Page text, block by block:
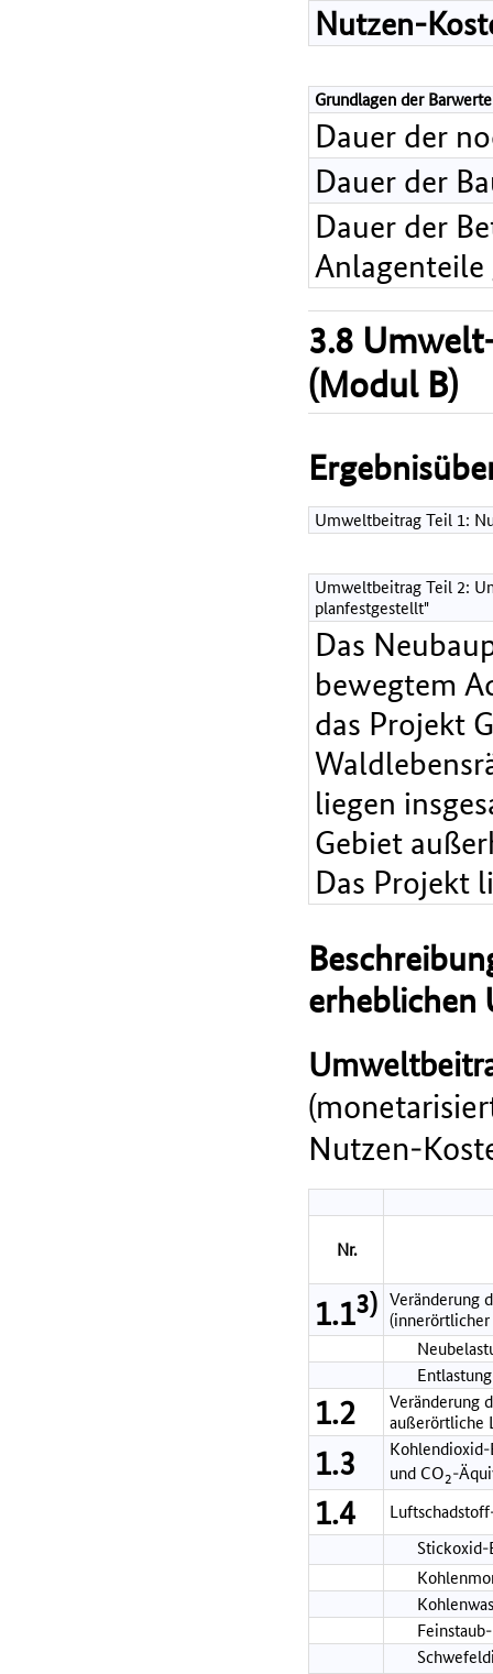
Nutzen-
Grundlagen der
Dauer der
Dauer der
Dauer der
3.8
(Modul B)
Umweltbeitrag Teil 1:
Umweltbeitrag Teil 2:
planfestgestellt"
Das
bewegtem
das Projekt
liegen
Gebiet
Das Projekt
erheblichen
Nutzen-
Nr.
1.13) Veränderung
Entlastung
1.2
Veränderung
außerörtliche
1.3
und CO2-
1.4
Stickoxid-